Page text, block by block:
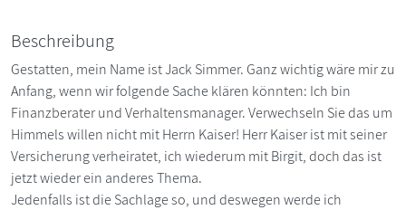
Beschreibung
Gestatten, mein Name ist Jack Simmer. Ganz wichtig wäre mir zu
Anfang, wenn wir folgende Sache klären könnten: Ich bin
Finanzberater und Verhaltensmanager. Verwechseln Sie das um
Himmels willen nicht mit Herrn Kaiser! Herr Kaiser ist mit seiner
Versicherung verheiratet, ich wiederum mit Birgit, doch das ist
jetzt wieder ein anderes Thema.
Jedenfalls ist die Sachlage so, und deswegen werde ich